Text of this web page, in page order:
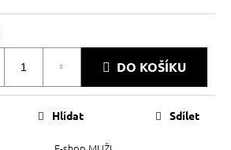
DO KOŠÍKU
Hlídat Sdílet